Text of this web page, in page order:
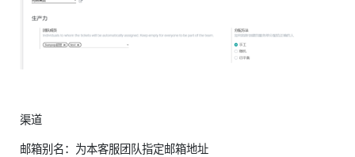
渠道
邮箱别名：为本客服团队指定邮箱地址